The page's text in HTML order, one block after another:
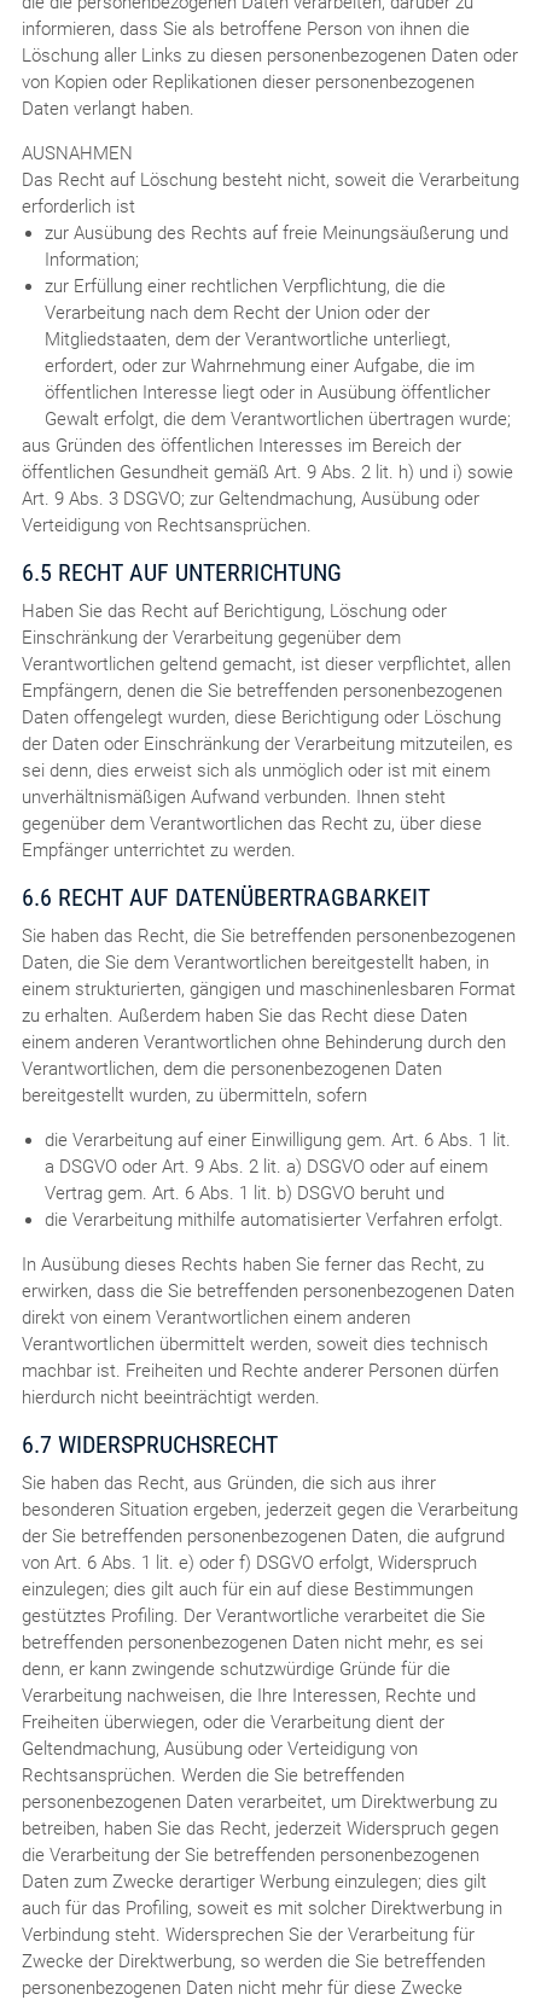
informieren, dass Sie als betroffene Person von ihnen die
Löschung aller Links zu diesen personenbezogenen Daten oder
von Kopien oder Replikationen dieser personenbezogenen
Daten verlangt haben.
AUSNAHMEN
Das Recht auf Löschung besteht nicht, soweit die Verarbeitung
erforderlich ist
zur Ausübung des Rechts auf freie Meinungsäußerung und
Information;
zur Erfüllung einer rechtlichen Verpflichtung, die die
Verarbeitung nach dem Recht der Union oder der
Mitgliedstaaten, dem der Verantwortliche unterliegt,
erfordert, oder zur Wahrnehmung einer Aufgabe, die im
öffentlichen Interesse liegt oder in Ausübung öffentlicher
Gewalt erfolgt, die dem Verantwortlichen übertragen wurde;
aus Gründen des öffentlichen Interesses im Bereich der
öffentlichen Gesundheit gemäß Art. 9 Abs. 2 lit. h) und i) sowie
Art. 9 Abs. 3 DSGVO; zur Geltendmachung, Ausübung oder
Verteidigung von Rechtsansprüchen.
6.5 RECHT AUF UNTERRICHTUNG
Haben Sie das Recht auf Berichtigung, Löschung oder
Einschränkung der Verarbeitung gegenüber dem
Verantwortlichen geltend gemacht, ist dieser verpflichtet, allen
Empfängern, denen die Sie betreffenden personenbezogenen
Daten offengelegt wurden, diese Berichtigung oder Löschung
der Daten oder Einschränkung der Verarbeitung mitzuteilen, es
sei denn, dies erweist sich als unmöglich oder ist mit einem
unverhältnismäßigen Aufwand verbunden. Ihnen steht
gegenüber dem Verantwortlichen das Recht zu, über diese
Empfänger unterrichtet zu werden.
6.6 RECHT AUF DATENÜBERTRAGBARKEIT
Sie haben das Recht, die Sie betreffenden personenbezogenen
Daten, die Sie dem Verantwortlichen bereitgestellt haben, in
einem strukturierten, gängigen und maschinenlesbaren Format
zu erhalten. Außerdem haben Sie das Recht diese Daten
einem anderen Verantwortlichen ohne Behinderung durch den
Verantwortlichen, dem die personenbezogenen Daten
bereitgestellt wurden, zu übermitteln, sofern
die Verarbeitung auf einer Einwilligung gem. Art. 6 Abs. 1 lit.
a DSGVO oder Art. 9 Abs. 2 lit. a) DSGVO oder auf einem
Vertrag gem. Art. 6 Abs. 1 lit. b) DSGVO beruht und
die Verarbeitung mithilfe automatisierter Verfahren erfolgt.
In Ausübung dieses Rechts haben Sie ferner das Recht, zu
erwirken, dass die Sie betreffenden personenbezogenen Daten
direkt von einem Verantwortlichen einem anderen
Verantwortlichen übermittelt werden, soweit dies technisch
machbar ist. Freiheiten und Rechte anderer Personen dürfen
hierdurch nicht beeinträchtigt werden.
6.7 WIDERSPRUCHSRECHT
Sie haben das Recht, aus Gründen, die sich aus ihrer
besonderen Situation ergeben, jederzeit gegen die Verarbeitung
der Sie betreffenden personenbezogenen Daten, die aufgrund
von Art. 6 Abs. 1 lit. e) oder f) DSGVO erfolgt, Widerspruch
einzulegen; dies gilt auch für ein auf diese Bestimmungen
gestütztes Profiling. Der Verantwortliche verarbeitet die Sie
betreffenden personenbezogenen Daten nicht mehr, es sei
denn, er kann zwingende schutzwürdige Gründe für die
Verarbeitung nachweisen, die Ihre Interessen, Rechte und
Freiheiten überwiegen, oder die Verarbeitung dient der
Geltendmachung, Ausübung oder Verteidigung von
Rechtsansprüchen. Werden die Sie betreffenden
personenbezogenen Daten verarbeitet, um Direktwerbung zu
betreiben, haben Sie das Recht, jederzeit Widerspruch gegen
die Verarbeitung der Sie betreffenden personenbezogenen
Daten zum Zwecke derartiger Werbung einzulegen; dies gilt
auch für das Profiling, soweit es mit solcher Direktwerbung in
Verbindung steht. Widersprechen Sie der Verarbeitung für
Zwecke der Direktwerbung, so werden die Sie betreffenden
personenbezogenen Daten nicht mehr für diese Zwecke